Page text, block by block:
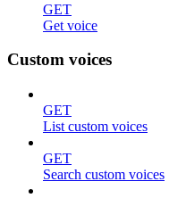
GET
Get voice
Custom voices
GET
List custom voices
GET
Search custom voices